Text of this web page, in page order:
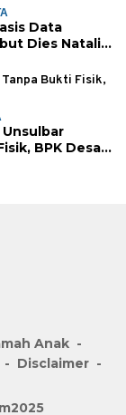
Data
Dies Natalis
Unsulbar
BPK Desak
Anak
Disclaimer